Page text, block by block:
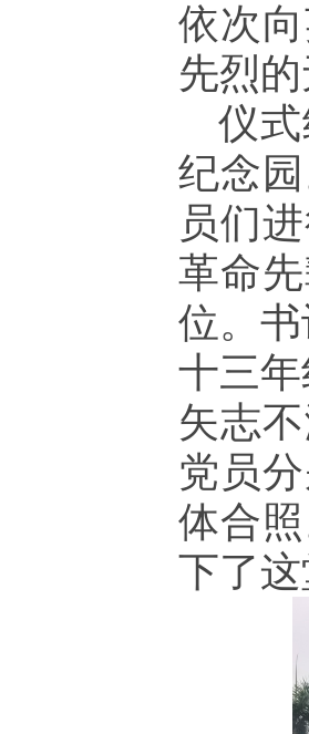
依次
先烈
仪
纪念
员们
革命
位。
十三
矢志
党员
体合
下了